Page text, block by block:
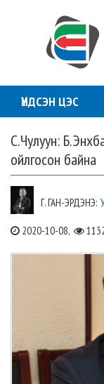
ҮНДСЭН ЦЭС
С.Чулуун:
ойлгосон байна
Г. ГАН-ЭРДЭНЭ:
2020-10-08,